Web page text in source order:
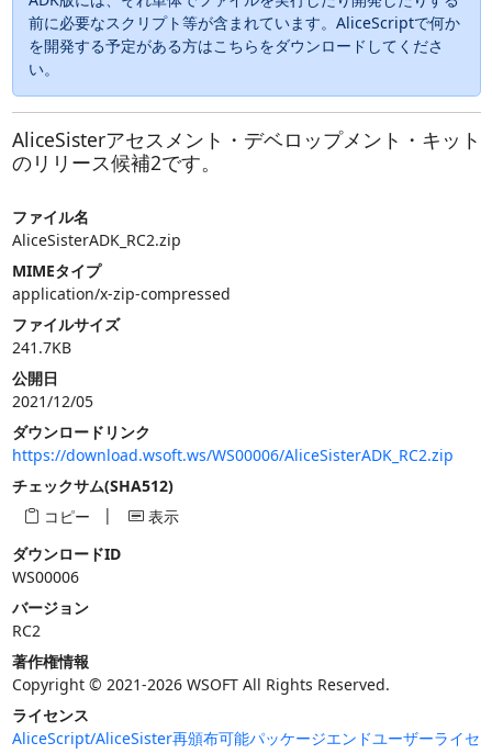
前に必要なスクリプト等が含まれています。AliceScriptで何か
を開発する予定がある方はこちらをダウンロードしてくださ
い。
AliceSisterアセスメント・デベロップメント・キット
のリリース候補2です。
ファイル名
AliceSisterADK_RC2.zip
MIMEタイプ
application/x-zip-compressed
ファイルサイズ
241.7KB
公開日
2021/12/05
ダウンロードリンク
https://download.wsoft.ws/WS00006/AliceSisterADK_RC2.zip
チェックサム(SHA512)
コピー
|
表示
ダウンロードID
WS00006
バージョン
RC2
著作権情報
Copyright © 2021-2026 WSOFT All Rights Reserved.
ライセンス
AliceScript/AliceSister再頒布可能パッケージエンドユーザーライセ